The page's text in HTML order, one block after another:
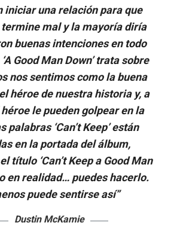
iniciar una relación para que
mal y la mayoría diría
buenas intenciones en todo
Good Man Down’ trata sobre
nos sentimos como la buena
héroe de nuestra historia y, a
héroe le pueden golpear en la
palabras ‘Can’t Keep’ están
en la portada del álbum,
título ‘Can’t Keep a Good Man
en realidad… puedes hacerlo.
puede sentirse así”
Dustin McKamie